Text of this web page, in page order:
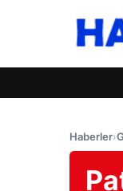
Haberler›